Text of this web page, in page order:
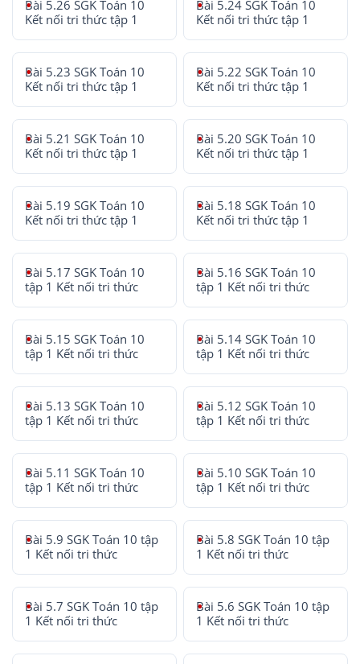
Bài 5.26 SGK Toán 10
Kết nối tri thức tập 1
Bài 5.24 SGK Toán 10
Kết nối tri thức tập 1
Bài 5.23 SGK Toán 10
Kết nối tri thức tập 1
Bài 5.22 SGK Toán 10
Kết nối tri thức tập 1
Bài 5.21 SGK Toán 10
Kết nối tri thức tập 1
Bài 5.20 SGK Toán 10
Kết nối tri thức tập 1
Bài 5.19 SGK Toán 10
Kết nối tri thức tập 1
Bài 5.18 SGK Toán 10
Kết nối tri thức tập 1
Bài 5.17 SGK Toán 10
tập 1 Kết nối tri thức
Bài 5.16 SGK Toán 10
tập 1 Kết nối tri thức
Bài 5.15 SGK Toán 10
tập 1 Kết nối tri thức
Bài 5.14 SGK Toán 10
tập 1 Kết nối tri thức
Bài 5.13 SGK Toán 10
tập 1 Kết nối tri thức
Bài 5.12 SGK Toán 10
tập 1 Kết nối tri thức
Bài 5.11 SGK Toán 10
tập 1 Kết nối tri thức
Bài 5.10 SGK Toán 10
tập 1 Kết nối tri thức
Bài 5.9 SGK Toán 10 tập
1 Kết nối tri thức
Bài 5.8 SGK Toán 10 tập
1 Kết nối tri thức
Bài 5.7 SGK Toán 10 tập
1 Kết nối tri thức
Bài 5.6 SGK Toán 10 tập
1 Kết nối tri thức